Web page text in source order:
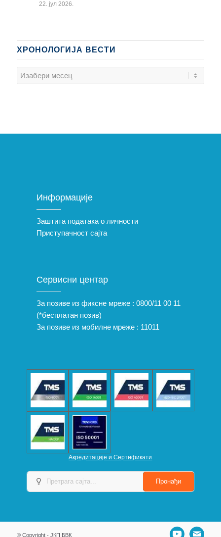
22. јул 2026.
ХРОНОЛОГИЈА ВЕСТИ
Информације
Заштита података о личности
Приступачност сајта
Сервисни центар
За позиве из фиксне мреже : 0800/11 00 11
(*бесплатан позив)
За позиве из мобилне мреже : 11011
Акредитације и Сертификати
© Copyright - ЈКП БВК